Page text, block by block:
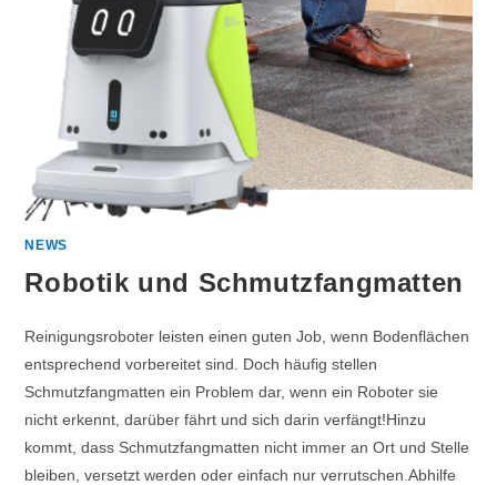
NEWS
Robotik und Schmutzfangmatten
Reinigungsroboter leisten einen guten Job, wenn Bodenflächen
entsprechend vorbereitet sind. Doch häufig stellen
Schmutzfangmatten ein Problem dar, wenn ein Roboter sie
nicht erkennt, darüber fährt und sich darin verfängt!Hinzu
kommt, dass Schmutzfangmatten nicht immer an Ort und Stelle
bleiben, versetzt werden oder einfach nur verrutschen.Abhilfe